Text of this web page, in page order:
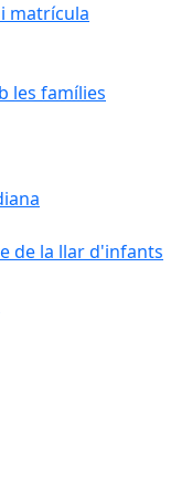
matrícula
les famílies
de la llar d'infants